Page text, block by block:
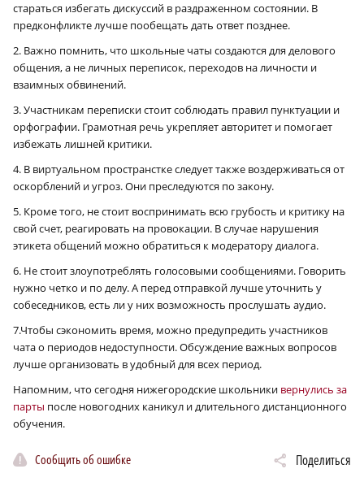
стараться избегать дискуссий в раздраженном состоянии. В
предконфликте лучше пообещать дать ответ позднее.
2. Важно помнить, что школьные чаты создаются для делового
общения, а не личных переписок, переходов на личности и
взаимных обвинений.
3. Участникам переписки стоит соблюдать правил пунктуации и
орфографии. Грамотная речь укрепляет авторитет и помогает
избежать лишней критики.
4. В виртуальном пространстке следует также воздерживаться от
оскорблений и угроз. Они преследуются по закону.
5. Кроме того, не стоит воспринимать всю грубость и критику на
свой счет, реагировать на провокации. В случае нарушения
этикета общений можно обратиться к модератору диалога.
6. Не стоит злоупотреблять голосовыми сообщениями. Говорить
нужно четко и по делу. А перед отправкой лучше уточнить у
собеседников, есть ли у них возможность прослушать аудио.
7.Чтобы сэкономить время, можно предупредить участников
чата о периодов недоступности. Обсуждение важных вопросов
лучше организовать в удобный для всех период.
Напомним, что сегодня нижегородские школьники вернулись за
парты после новогодних каникул и длительного дистанционного
обучения.
Сообщить об ошибке Поделиться